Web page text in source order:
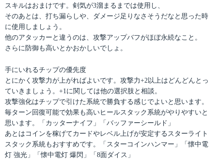
スキルはおまけです。剣気が3溜まるまでは使用し、
そのあとは、打ち漏らしや、ダメージ足りなさそうだなと思った時
に使用しましょう。
他のアタッカーと違うのは、攻撃アップバフがほぼ永続なこと。
さらに防御も高いとかおかしいでしょ。
手にいれるチップの優先度
とにかく攻撃力が上がればよいです。攻撃力+2以上はどんどんとっ
ていきましょう。+1に関しては他の選択肢と相談。
攻撃強化はチップで引けた系統で勝負する感じでよいと思います。
毎ターン回復可能で効果も高いヒールスタック系統がやりやすいと
思います。「カッターナイフ」「バッファーシールド」
あとはコインを稼げてカードやレベル上げが安定するスターライト
スタック系統もおすすめです。「スターコインハンマー」「懐中電
灯 強光」「懐中電灯 爆閃」「8面ダイス」